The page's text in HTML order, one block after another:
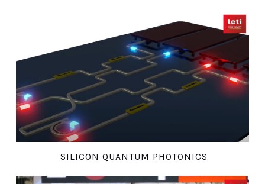
SILICON QUANTUM PHOTONICS